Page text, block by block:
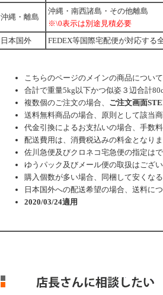
沖縄・離島
沖縄・南西諸島・その他離島
※\0表示は別途見積必要
日本国外
FEDEX等国際宅配便が対応する
こちらのページのメインの商品につい
合計で重量5kg以下かつ似姿３辺合計
複数個のご注文の場合、 ご注文画面
送料無料商品の場合、原則として該当
代金引換によるお支払いの場合、手数
配送費用は、消費税込みの料金となり
佐川急便及びクロネコ宅急便の指定は
ゆうパック及びメール便の取扱はござ
購入個数が多い場合、同梱して安くな
日本国外への配送希望の場合、送料に
2020/03/24適用